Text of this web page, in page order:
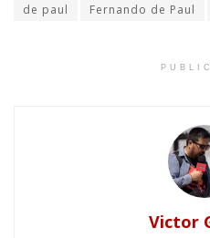
de paul
Fernando de Paul
Victor